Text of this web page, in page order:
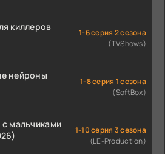
киллеров
1-6 серия 2 сезона
(TVShows)
нейроны
1-8 серия 1 сезона
(SoftBox)
мальчиками
1-10 серия 3 сезона
(LE-Production)